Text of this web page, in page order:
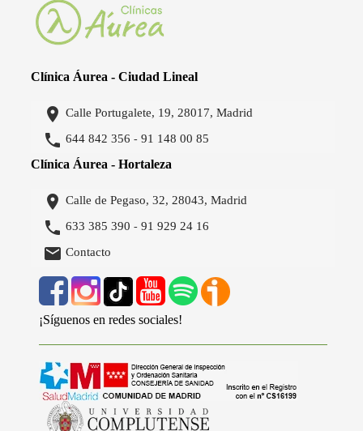
Clínica Áurea - Ciudad Lineal
 Calle Portugalete, 19, 28017, Madrid
 644 842 356 -91 148 00 85
Clínica Áurea - Hortaleza
 Calle de Pegaso, 32, 28043, Madrid
 633 385 390 -91 929 24 16
 Contacto
¡Síguenos en redes sociales!